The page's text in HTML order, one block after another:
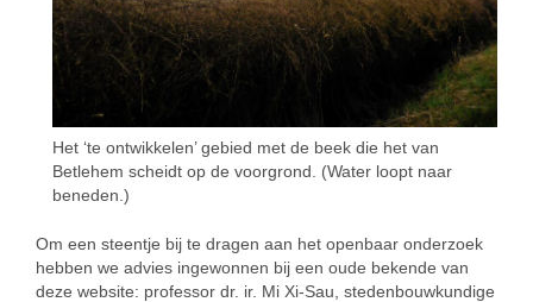
Het ‘te ontwikkelen’ gebied met de beek die het van
Betlehem scheidt op de voorgrond. (Water loopt naar
beneden.)
Om een steentje bij te dragen aan het openbaar onderzoek
hebben we advies ingewonnen bij een oude bekende van
deze website: professor dr. ir. Mi Xi-Sau, stedenbouwkundige